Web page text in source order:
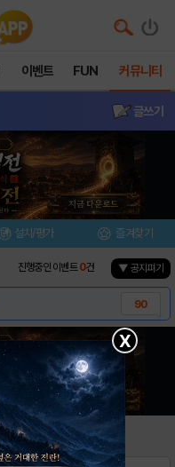
이벤트 FUN 커뮤니티
글쓰기
설치/평가 즐겨찾기
진행중인 이벤트0건 ▼ 공지펴기
90
232
X